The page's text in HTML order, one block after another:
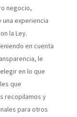
negocio,
experiencia
la Ley.
en cuenta
le
en lo que
que
recopilamos y
para otros